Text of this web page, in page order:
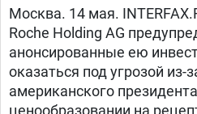
Москва. 14 мая.
Roche Holding AG
анонсированные ею
оказаться под угрозой из-
американского
ценообразовании на